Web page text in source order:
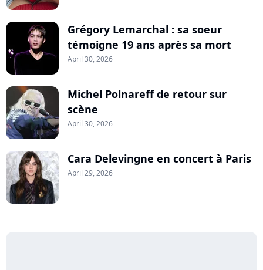
Grégory Lemarchal : sa soeur
témoigne 19 ans après sa mort
April 30, 2026
Michel Polnareff de retour sur
scène
April 30, 2026
Cara Delevingne en concert à Paris
April 29, 2026